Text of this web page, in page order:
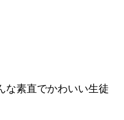
な素直でかわいい生徒